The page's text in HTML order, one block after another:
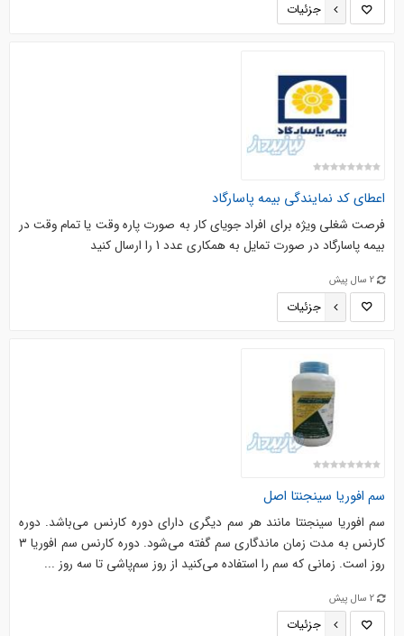
جزئیات
اعطای کد نمایندگی بیمه پاسارگاد
فرصت شغلی ویژه برای افراد جویای کار به صورت پاره وقت یا تمام وقت در
بیمه پاسارگاد در صورت تمایل به همکاری عدد 1 را ارسال کنید
2 سال پیش
جزئیات
سم افوریا سینجنتا اصل
سم افوریا سینجنتا مانند هر سم دیگری دارای دوره کارنس می‌باشد. دوره
کارنس به مدت زمان ماندگاری سم گفته می‌شود. دوره کارنس سم افوریا ۳
روز است. زمانی که سم را استفاده می‌کنید از روز سم‌پاشی تا سه روز ...
2 سال پیش
جزئیات